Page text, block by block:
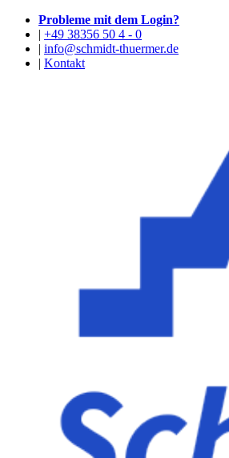
Probleme mit dem Login?
| +49 38356 50 4 - 0
| info@schmidt-thuermer.de
| Kontakt